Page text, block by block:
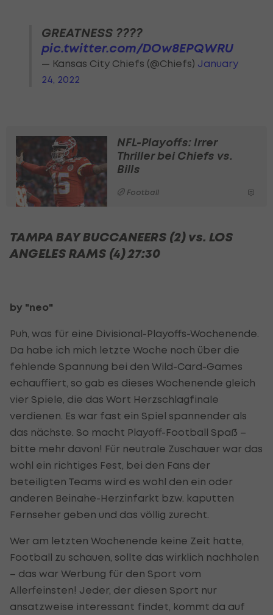
GREATNESS ????
pic.twitter.com/DOw8EPQWRU
— Kansas City Chiefs (@Chiefs) January
24, 2022
NFL-Playoffs: Irrer
Thriller bei Chiefs vs.
Bills
Football
TAMPA BAY BUCCANEERS (2) vs. LOS
ANGELES RAMS (4) 27:30
by "neo"
Puh, was für eine Divisional-Playoffs-Wochenende.
Da habe ich mich letzte Woche noch über die
fehlende Spannung bei den Wild-Card-Games
echauffiert, so gab es dieses Wochenende gleich
vier Spiele, die das Wort Herzschlagfinale
verdienen. Es war fast ein Spiel spannender als
das nächste. So macht Playoff-Football Spaß –
bitte mehr davon! Für neutrale Zuschauer war das
wohl ein richtiges Fest, bei den Fans der
beteiligten Teams wird es wohl den ein oder
anderen Beinahe-Herzinfarkt bzw. kaputten
Fernseher geben und das völlig zurecht.
Wer am letzten Wochenende keine Zeit hatte,
Football zu schauen, sollte das wirklich nachholen
– das war Werbung für den Sport vom
Allerfeinsten! Jeder, der diesen Sport nur
ansatzweise interessant findet, kommt da auf